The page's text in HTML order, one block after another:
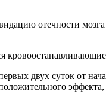
отечности
двух суток от